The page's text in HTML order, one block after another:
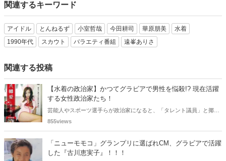
関連するキーワード
アイドル とんねるず 小室哲哉 今田耕司 華原朋美
水着
1990年代
スカウト バラエティ番組 遠峯ありさ
関連する投稿
【水着の政治家】かつてグラビアで男性を悩殺!? 現在活躍
する女性政治家たち！
芸能人やスポーツ選手らが政治家になると、「タレント議員」と揶揄
されることがありますが、同時に、"タレントとしての活躍" が再注目
わどいショットで多くの男性を魅了した女性も!? 今回は、そんなグラ
ビアで活躍した女性政治家6名をご紹介します。
855views
「ニューモモコ」グランプリに選ばれCM、グラビアで活躍
した『古川恵実子』！！！